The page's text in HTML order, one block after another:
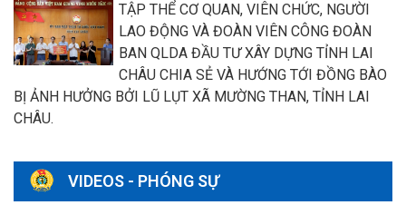
TẬP THỂ CƠ QUAN, VIÊN CHỨC, NGƯỜI
LAO ĐỘNG VÀ ĐOÀN VIÊN CÔNG ĐOÀN
BAN QLDA ĐẦU TƯ XÂY DỰNG TỈNH LAI
CHÂU CHIA SẺ VÀ HƯỚNG TỚI ĐỒNG BÀO
BỊ ẢNH HƯỞNG BỞI LŨ LỤT XÃ MƯỜNG THAN, TỈNH LAI
CHÂU.
VIDEOS - PHÓNG SỰ